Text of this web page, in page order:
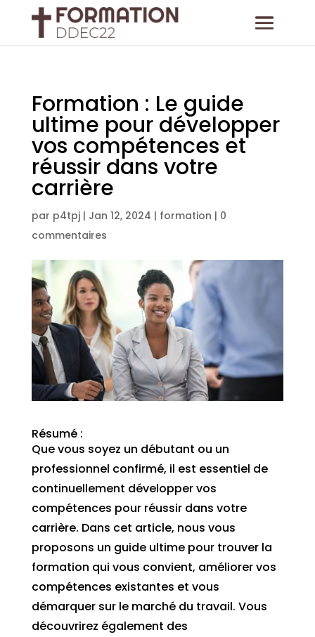
Formation : Le guide
ultime pour développer
vos compétences et
réussir dans votre
carrière
par p4tpj| Jan 12, 2024 | formation | 0
commentaires
Résumé :
Que vous soyez un débutant ou un
professionnel confirmé, il est essentiel de
continuellement développer vos
compétences pour réussir dans votre
carrière. Dans cet article, nous vous
proposons un guide ultime pour trouver la
formation qui vous convient, améliorer vos
compétences existantes et vous
démarquer sur le marché du travail. Vous
découvrirez également des